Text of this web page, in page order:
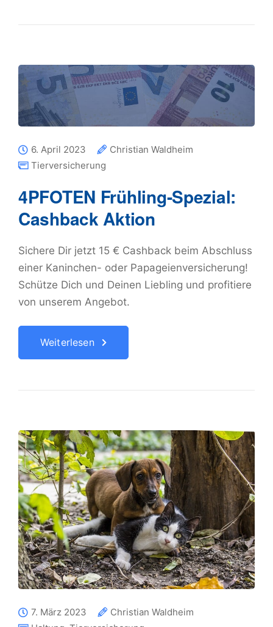
6. April 2023
Christian Waldheim
Tierversicherung
4PFOTEN Frühling-Spezial:
Cashback Aktion
Sichere Dir jetzt 15 € Cashback beim Abschluss
einer Kaninchen- oder Papageienversicherung!
Schütze Dich und Deinen Liebling und profitiere
von unserem Angebot.
Weiterlesen
7. März 2023
Christian Waldheim